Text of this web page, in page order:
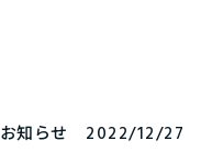
お知らせ 2022/12/27